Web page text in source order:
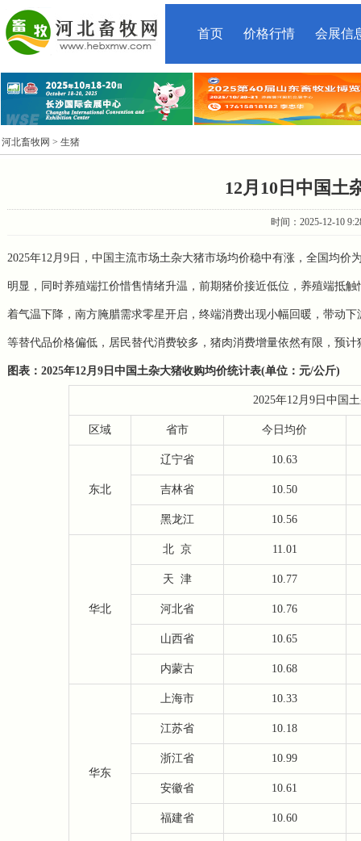
首页 价格行情 会展信
河北畜牧网 > 生猪
12月10日中国土
时间：2025-12-10
2025年12月9日，中国主流市场土杂大猪市场均价稳中有涨，全国均
明显，同时养殖端扛价惜售情绪升温，前期猪价接近低位，养殖端抵
着气温下降，南方腌腊需求零星开启，终端消费出现小幅回暖，带动
等替代品价格偏低，居民替代消费较多，猪肉消费增量依然有限，预
图表：2025年12月9日中国土杂大猪收购均价统计表(单位：元/公斤)
2025年12月9日中国
区域 省市 今日均价
东北
辽宁省 10.63
吉林省 10.50
黑龙江 10.56
华北
北 京 11.01
天 津 10.77
河北省 10.76
山西省 10.65
内蒙古 10.68
华东
上海市 10.33
江苏省 10.18
浙江省 10.99
安徽省 10.61
福建省 10.60